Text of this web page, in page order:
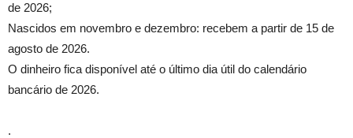
de 2026;
Nascidos em novembro e dezembro: recebem a partir de 15 de
agosto de 2026.
O dinheiro fica disponível até o último dia útil do calendário
bancário de 2026.
.